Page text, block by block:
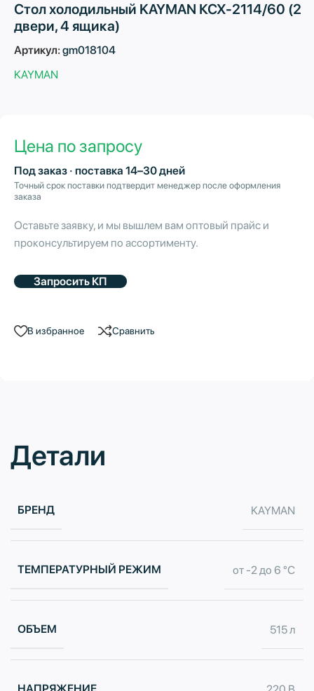
Стол холодильный KAYMAN КСХ-2114/60 (2
двери, 4 ящика)
Артикул:gm018104
KAYMAN
Цена по запросу
Под заказ · поставка 14–30 дней
Точный срок поставки подтвердит менеджер после оформления
заказа
Оставьте заявку, и мы вышлем вам оптовый прайс и
проконсультируем по ассортименту.
Запросить КП
В избранное Сравнить
Детали
БРЕНД KAYMAN
ТЕМПЕРАТУРНЫЙ РЕЖИМ от -2 до 6 °С
ОБЪЕМ 515 л